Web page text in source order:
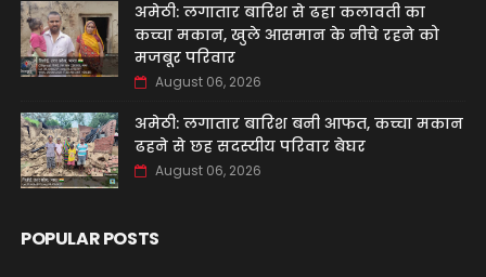
अमेठी: लगातार बारिश से ढहा कलावती का
कच्चा मकान, खुले आसमान के नीचे रहने को
मजबूर परिवार
August 06, 2026
अमेठी: लगातार बारिश बनी आफत, कच्चा मकान
ढहने से छह सदस्यीय परिवार बेघर
August 06, 2026
POPULAR POSTS